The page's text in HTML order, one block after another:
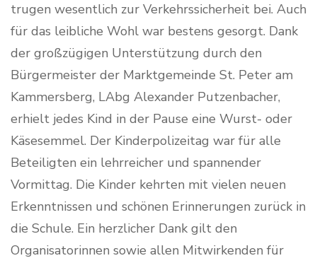
trugen wesentlich zur Verkehrssicherheit bei. Auch
für das leibliche Wohl war bestens gesorgt. Dank
der großzügigen Unterstützung durch den
Bürgermeister der Marktgemeinde St. Peter am
Kammersberg, LAbg Alexander Putzenbacher,
erhielt jedes Kind in der Pause eine Wurst- oder
Käsesemmel. Der Kinderpolizeitag war für alle
Beteiligten ein lehrreicher und spannender
Vormittag. Die Kinder kehrten mit vielen neuen
Erkenntnissen und schönen Erinnerungen zurück in
die Schule. Ein herzlicher Dank gilt den
Organisatorinnen sowie allen Mitwirkenden für